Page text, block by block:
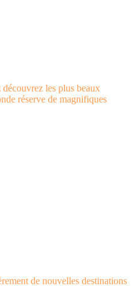
les plus beaux
réserve de magnifiques
de nouvelles destinations